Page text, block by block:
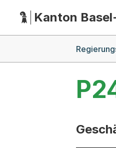
Hauptnavigation
Kanton